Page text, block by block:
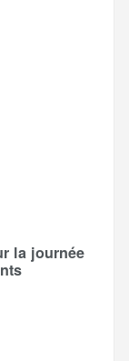
la journée